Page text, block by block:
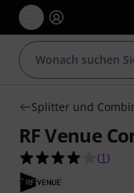
Splitter und
RF Venue
4.0
(1 )